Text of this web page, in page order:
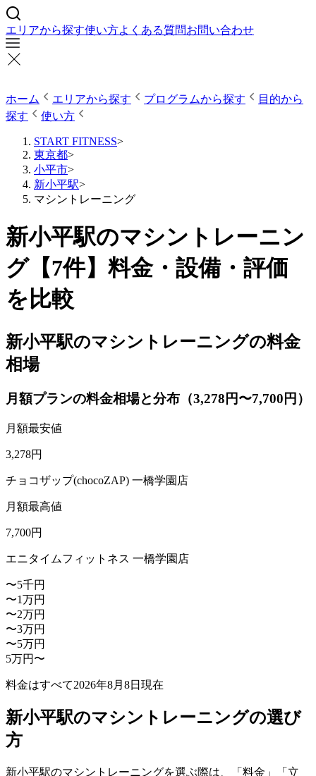
エリアから探す使い方よくある質問お問い合わせ
ホーム エリアから探す プログラムから探す
目的から
探す
使い方
START FITNESS>
東京都>
小平市>
新小平駅>
マシントレーニング
新小平駅のマシントレーニン
グ【7件】料金・設備・評価
を比較
新小平駅のマシントレーニングの料金
相場
月額プランの料金相場と分布（3,278円〜7,700円）
月額最安値
3,278円
チョコザップ(chocoZAP) 一橋学園店
月額最高値
7,700円
エニタイムフィットネス 一橋学園店
〜5千円
〜1万円
〜2万円
〜3万円
〜5万円
5万円〜
料金はすべて2026年8月8日 現在
新小平駅のマシントレーニングの選び
方
新小平駅のマシントレーニングを選ぶ際は、「料金」「立